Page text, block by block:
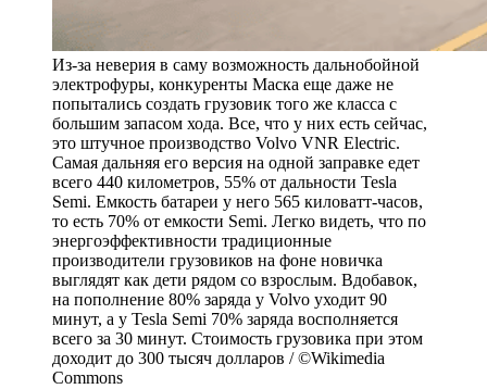
Из-за неверия в саму возможность дальнобойной
электрофуры, конкуренты Маска еще даже не
попытались создать грузовик того же класса с
большим запасом хода. Все, что у них есть сейчас,
это штучное производство Volvo VNR Electric.
Самая дальняя его версия на одной заправке едет
всего 440 километров, 55% от дальности Tesla
Semi. Емкость батареи у него 565 киловатт-часов,
то есть 70% от емкости Semi. Легко видеть, что по
энергоэффективности традиционные
производители грузовиков на фоне новичка
выглядят как дети рядом со взрослым. Вдобавок,
на пополнение 80% заряда у Volvo уходит 90
минут, а у Tesla Semi 70% заряда восполняется
всего за 30 минут. Стоимость грузовика при этом
доходит до 300 тысяч долларов / ©Wikimedia
Commons